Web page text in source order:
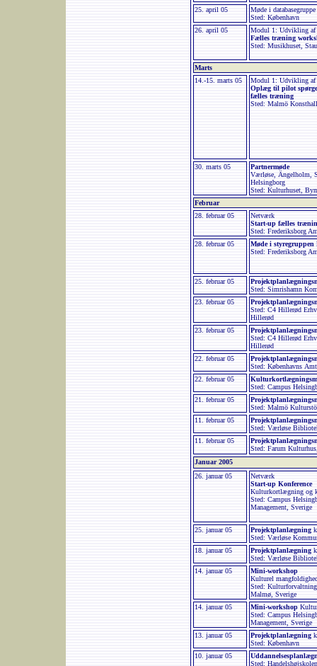
25. april 05
Møde i databasegruppe
Sted: København
26. april 05
Modul 1: Udvikling af
Fælles træning
Sted: Musikhuset,
Marts
14.-15. marts 05
Modul 1: Udvikling af
Oplæg til pilot
fælles træning
Sted: Malmö
30. marts 05
Partnermøde
Værløse, Ängelholm,
Helsingborg
Sted: Kulturhuset,
Februar
28. februar 05
Netværk
Start-up fælles
Sted: Frederiksborg
28. februar 05
Møde i styregruppen
Sted: Frederiksborg
25. februar 05
Sted: Simrishamn
23. februar 05
Sted: C4 Hillerød
Hillerød
23. februar 05
Sted:C4 Hillerød
Hillerød
22. februar 05
Sted: Københavns
22. februar 05
Sted: Campus
21. februar 05
Sted: Malmö
11. februar 05
Sted: Værløse
11. februar 05
Sted: Farum
Januar 2005
26. januar 05
Netværk
Start-up Konference
Kulturkortlægning og
Sted: Campus
Management, Sverige
25. januar 05 Projektplanlægning
Sted: Værløse
18. januar 05
Projektplanlægning
Sted: Værløse
14. januar 05
Mini-workshop
Kulturel
Sted:
Malmø, Sverige
14. januar 05
Mini-workshop
Sted: Campus
Management, Sverige
13. januar 05
Projektplanlægning
Sted: København
10. januar 05
Sted: